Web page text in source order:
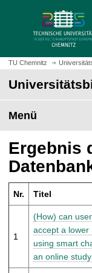
z
m
t
e
i
t
u
f
u
f
TU Chemnitz
Menü
Ergebnis
Nr. Titel
1
(How) can
accept a lower
using smart
an online